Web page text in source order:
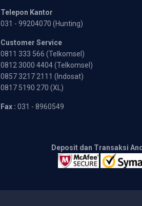
Telepon Kantor
031 - 99204070 (Hunting)
Customer Service
0811 333 566 (Telkomsel)
0812 3000 4404 (Telkomsel)
0857 3217 2111 (Indosat)
0817 5190 270 (XL)
Fax : 031 - 8960549
Deposit dan Transaksi